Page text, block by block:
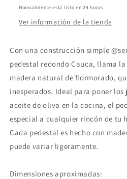
Normalmente está listo en 24 horas
Ver información de la tienda
Con una construcción simple
pedestal redondo Cauca, llama
madera natural de flormorado,
inesperados. Ideal para poner los
aceite de oliva en la cocina, el
especial a cualquier rincón de tu
Cada pedestal es hecho con
puede variar ligeramente.
Dimensiones aproximadas: